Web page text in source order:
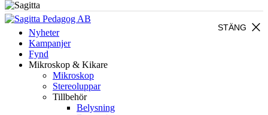
close
STÄNG
Nyheter
Kampanjer
Fynd
Mikroskop & Kikare
Mikroskop
Stereoluppar
Tillbehör
Belysning